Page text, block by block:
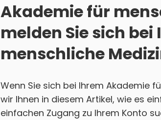
Akademie für
melden Sie sich
menschliche
Wenn Sie sich bei Ihrem Akademie
wir Ihnen in diesem Artikel, wie es
einfachen Zugang zu Ihrem Konto